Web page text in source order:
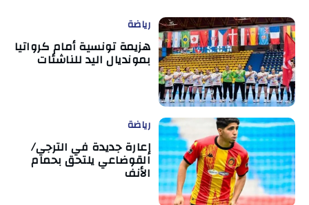
رياضة
هزيمة تونسية أمام كرواتيا
بمونديال اليد للناشئات
رياضة
إعارة جديدة في الترجي/
القوضاعي يلتحق بحمام
الأنف